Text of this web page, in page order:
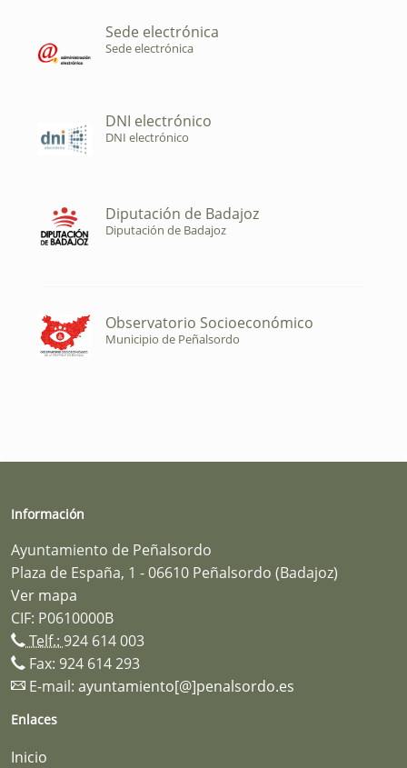
Sede electrónica
Sede electrónica
DNI electrónico
DNI electrónico
Diputación de Badajoz
Diputación de Badajoz
Observatorio Socioeconómico
Municipio de Peñalsordo
Información
Ayuntamiento de Peñalsordo
Plaza de España, 1 - 06610 Peñalsordo (Badajoz)
Ver mapa
CIF: P0610000B
Telf.: 924 614 003
Fax: 924 614 293
E-mail: ayuntamiento[@]penalsordo.es
Enlaces
Inicio